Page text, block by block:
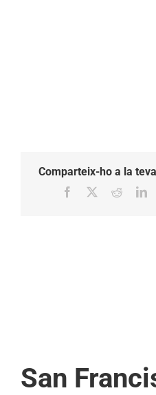
Comparteix-ho a la
Facebook Reddit
San